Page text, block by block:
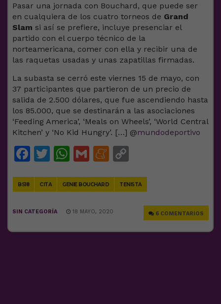
Pasar una jornada con Bouchard, que puede ser
en cualquiera de los cuatro torneos de Grand
Slam si así se prefiere, incluye presenciar el
partido con el cuerpo técnico de la
norteamericana, comer con ella y recibir una de
las raquetas usadas y unas zapatillas firmadas.
La subasta se cerró este viernes 15 de mayo, con
37 participantes que partieron de un precio de
salida de 2.500 dólares, que fue ascendiendo hasta
los 85.000, que se destinarán a las asociaciones
‘Feeding America’, ‘Meals on Wheels’, ‘World Central
Kitchen’ y ‘No Kid Hungry’. […] @mundodeportivo
Facebook
Twitter
WhatsApp
GmailMeneame
BS18 CITA GENIE BOUCHARD TENISTA
6 COMENTARIOS
SIN CATEGORÍA 18 MAYO, 2020